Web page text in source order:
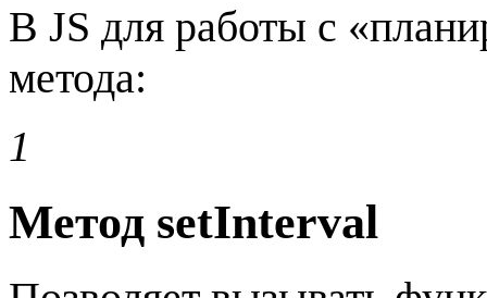
В JS для работы с
метода:
1
Метод setInterval